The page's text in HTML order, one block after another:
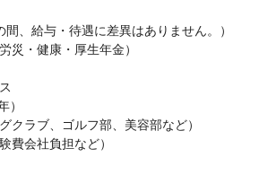
、給与・待遇に差異はありません。）
災・健康・厚⽣年⾦）
）
クラブ、ゴルフ部、美容部など）
費会社負担など）